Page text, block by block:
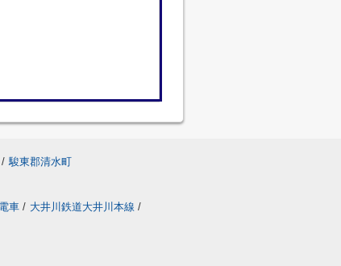
/ 駿東郡清水町
車 / 大井川鉄道大井川本線 /